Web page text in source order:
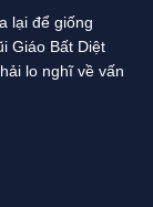
lại để giống
Giáo Bất Diệt
lo nghĩ về vấn